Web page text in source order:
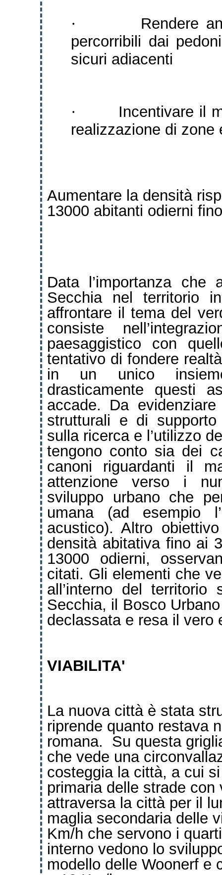
·
Rendere
percorribili dai
sicuri adiacenti
·
Incentivare il
realizzazione di
Aumentare la densità
13000 abitanti odierni
Data l’importanza
Secchia nel territorio
affrontare il tema del
consiste
paesaggistico con
tentativo di fondere
in un unico
drasticamente questi
accade. Da
strutturali e di
sulla ricerca e l’utilizzo
tengono conto sia dei
canoni riguardanti il
attenzione verso i
sviluppo urbano che
umana (ad esempio
acustico). Altro
densità abitativa fino ai
13000 odierni,
citati. Gli elementi che
all’interno del
Secchia, il Bosco
declassata e resa il vero
VIABILITA'
La nuova città è stata
riprende quanto restava
romana.
Su questa
che vede una
costeggia la città, a cui
primaria delle strade
attraversa la città per il
maglia secondaria delle
Km/h che servono i
interno vedono lo
modello delle Woonerf e